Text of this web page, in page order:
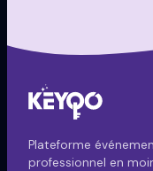
Plateforme
professionnel en